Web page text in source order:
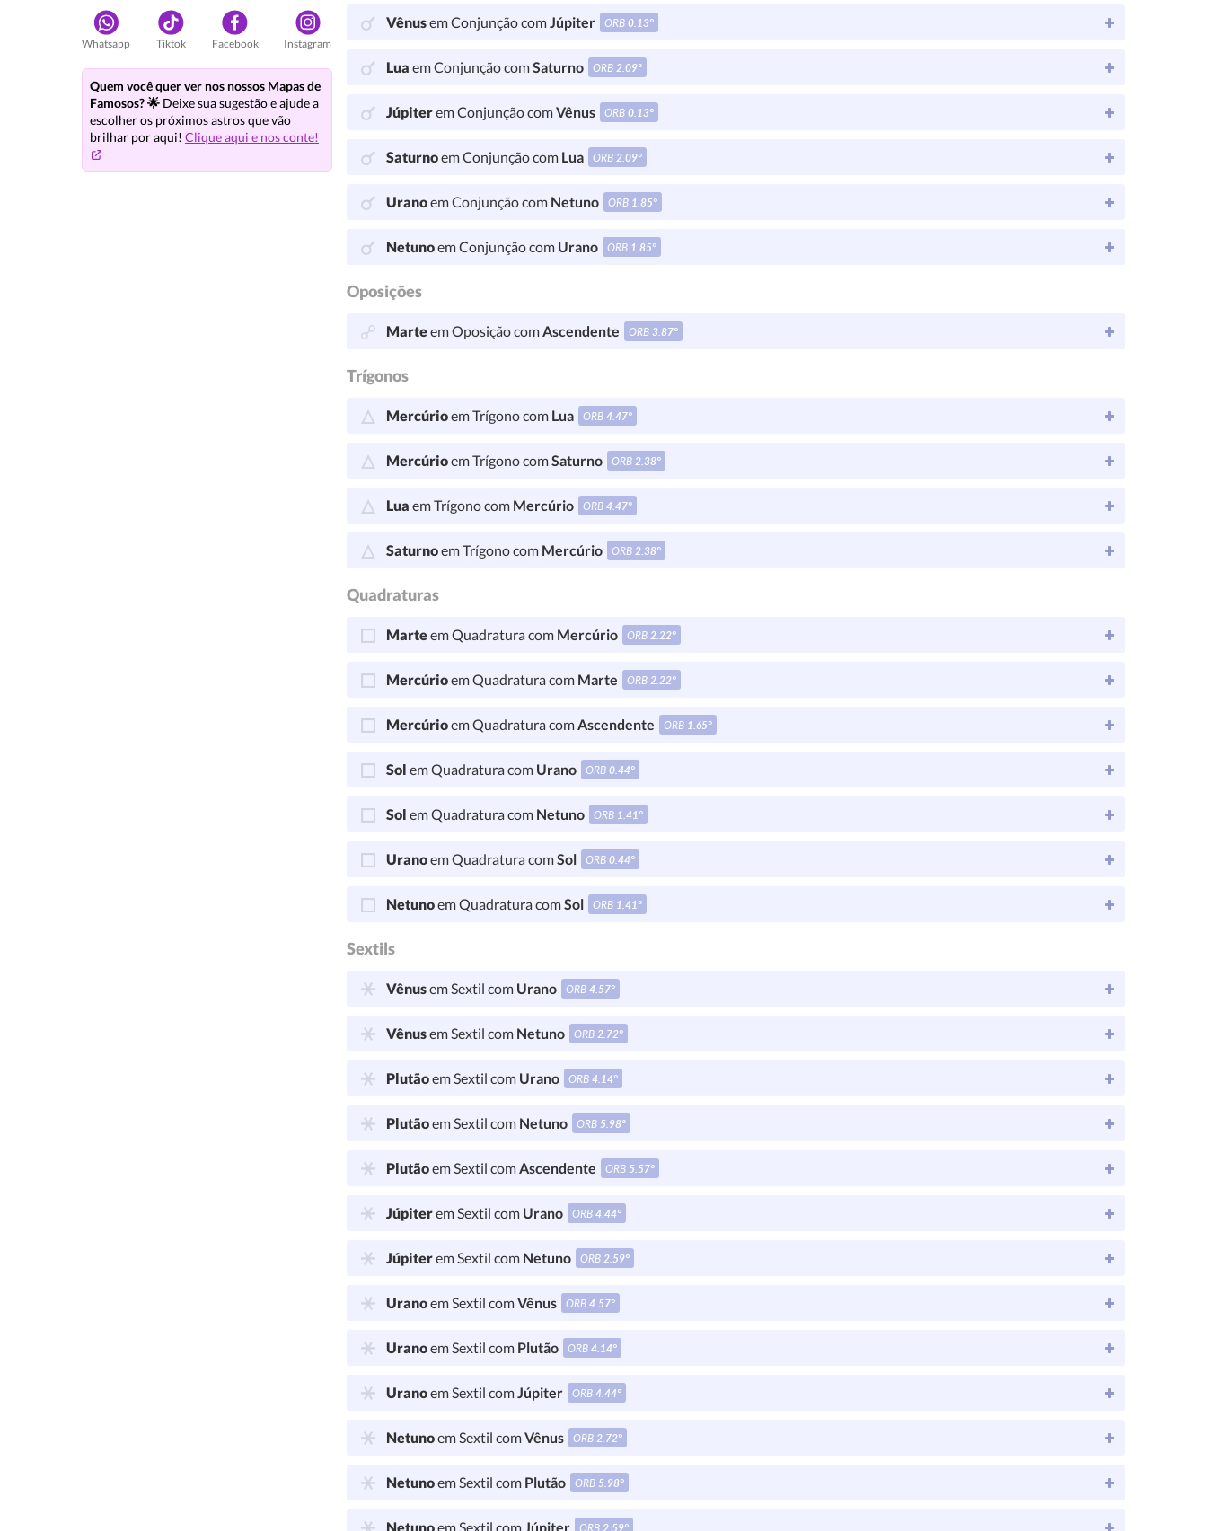
Whatsapp Tiktok Facebook Instagram
Quem você quer ver nos nossos Mapas de
Famosos? 🌟 Deixe sua sugestão e ajude a
escolher os próximos astros que vão
brilhar por aqui! Clique aqui e nos conte!
Vênusem Conjunção comJúpiter ORB0.13°
Lua em Conjunção comSaturno ORB2.09°
Júpiterem Conjunção comVênus ORB0.13°
Saturnoem Conjunção com Lua ORB2.09°
Uranoem Conjunção com Netuno ORB 1.85°
Netunoem Conjunção com Urano ORB 1.85°
Oposições
Marteem Oposição comAscendente ORB3.87°
Trígonos
Mercúrioem Trígono com Lua ORB4.47°
Mercúrioem Trígono comSaturno ORB2.38°
Lua em Trígono com Mercúrio ORB4.47°
Saturnoem Trígono com Mercúrio ORB2.38°
Quadraturas
Marteem Quadratura com Mercúrio ORB2.22°
Mercúrioem Quadratura com Marte ORB2.22°
Mercúrioem Quadratura comAscendente ORB 1.65°
Sol em Quadratura com Urano ORB0.44°
Sol em Quadratura com Netuno ORB 1.41°
Uranoem Quadratura comSol ORB0.44°
Netunoem Quadratura comSol ORB 1.41°
Sextils
Vênusem Sextil com Urano ORB4.57°
Vênusem Sextil com Netuno ORB2.72°
Plutãoem Sextil com Urano ORB4.14°
Plutãoem Sextil com Netuno ORB 5.98°
Plutãoem Sextil comAscendente ORB 5.57°
Júpiterem Sextil com Urano ORB4.44°
Júpiterem Sextil com Netuno ORB2.59°
Uranoem Sextil comVênus ORB4.57°
Uranoem Sextil com Plutão ORB4.14°
Uranoem Sextil comJúpiter ORB4.44°
Netunoem Sextil comVênus ORB2.72°
Netunoem Sextil com Plutão ORB 5.98°
Netunoem Sextil comJúpiter ORB2.59°